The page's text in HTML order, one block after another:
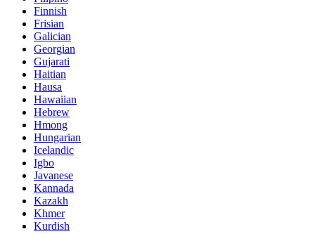
Finnish
Frisian
Galician
Georgian
Gujarati
Haitian
Hausa
Hawaiian
Hebrew
Hmong
Hungarian
Icelandic
Igbo
Javanese
Kannada
Kazakh
Khmer
Kurdish